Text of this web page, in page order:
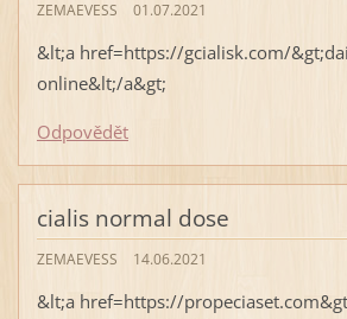
ZEMAEVESS 01.07.2021
&lt;a href=https://gcialisk.com/
online&lt;/a&gt;
Odpovědět
cialis normal dose
ZEMAEVESS 14.06.2021
&lt;a href=https://